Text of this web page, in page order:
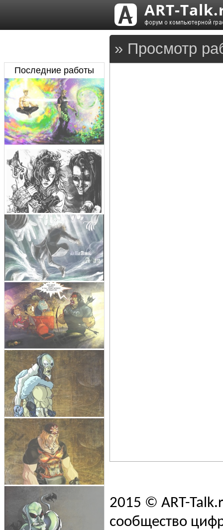
» Просмотр
Последние работы
2015 © ART-
сообщество